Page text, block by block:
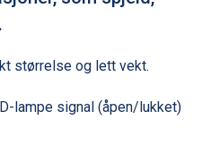
størrelse og lett vekt.
lampe signal (åpen/lukket)